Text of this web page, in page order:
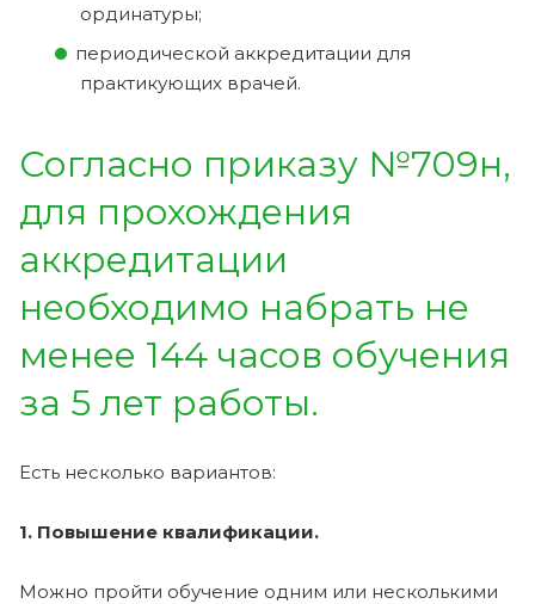
ординатуры;
периодической аккредитации для
практикующих врачей.
Согласно приказу №709н,
для прохождения
аккредитации
необходимо набрать не
менее 144 часов обучения
за 5 лет работы.
Есть несколько вариантов:
1. Повышение квалификации.
Можно пройти обучение одним или несколькими